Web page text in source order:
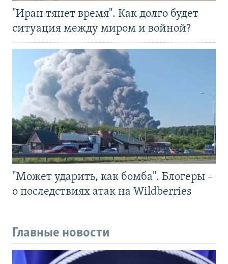
"Иран тянет время". Как долго будет
ситуация между миром и войной?
"Может ударить, как бомба". Блогеры –
о последствиях атак на Wildberries
Главные новости